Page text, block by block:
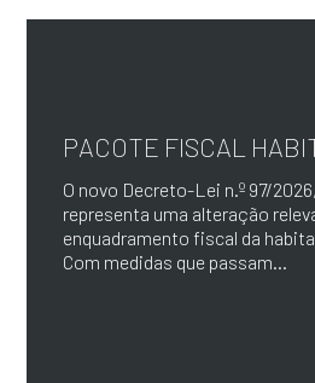
PACOTE FISCAL
O novo Decreto-Lei n.º 97/
representa uma alteração
enquadramento fiscal da
Com medidas que passam...